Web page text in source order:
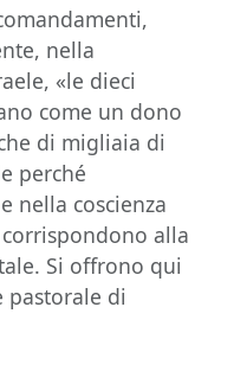
nella
«le dieci
come un dono
di migliaia di
perché
nella coscienza
alla
Si offrono qui
pastorale di